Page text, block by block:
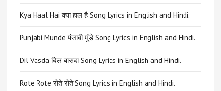
Kya Haal Hai क्या हाल है Song Lyrics in English and Hindi.
Punjabi Munde पंजाबी मुंडे Song Lyrics in English and Hindi.
Dil Vasda दिल वासदा Song Lyrics in English and Hindi.
Rote Rote रोते रोते Song Lyrics in English and Hindi.